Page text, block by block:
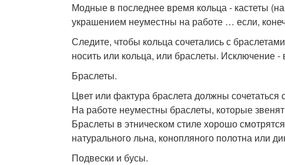
Модные в последнее время кольца - кастеты
украшением неуместны на работе … если,
Следите, чтобы кольца сочетались с
носить или кольца, или браслеты. Исключение -
Браслеты.
Цвет или фактура браслета должны сочетаться
На работе неуместны браслеты, которые
Браслеты в этническом стиле хорошо
натурального льна, конопляного полотна или
Подвески и бусы.